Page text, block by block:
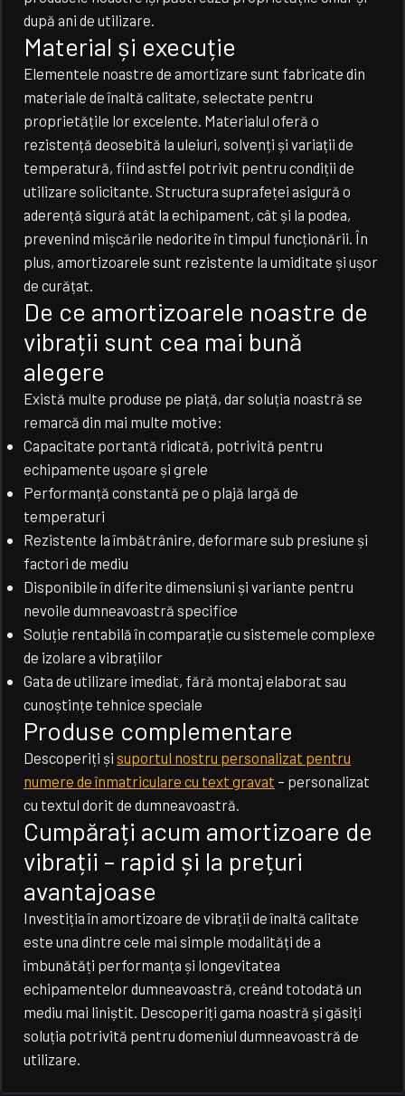
după ani de utilizare.
Material și execuție
Elementele noastre de amortizare sunt fabricate din
materiale de înaltă calitate, selectate pentru
proprietățile lor excelente. Materialul oferă o
rezistență deosebită la uleiuri, solvenți și variații de
temperatură, fiind astfel potrivit pentru condiții de
utilizare solicitante. Structura suprafeței asigură o
aderență sigură atât la echipament, cât și la podea,
prevenind mișcările nedorite în timpul funcționării. În
plus, amortizoarele sunt rezistente la umiditate și ușor
de curățat.
De ce amortizoarele noastre de
vibrații sunt cea mai bună
alegere
Există multe produse pe piață, dar soluția noastră se
remarcă din mai multe motive:
Capacitate portantă ridicată, potrivită pentru
echipamente ușoare și grele
Performanță constantă pe o plajă largă de
temperaturi
Rezistente la îmbătrânire, deformare sub presiune și
factori de mediu
Disponibile în diferite dimensiuni și variante pentru
nevoile dumneavoastră specifice
Soluție rentabilă în comparație cu sistemele complexe
de izolare a vibrațiilor
Gata de utilizare imediat, fără montaj elaborat sau
cunoștințe tehnice speciale
Produse complementare
Descoperiți și suportul nostru personalizat pentru
numere de înmatriculare cu text gravat – personalizat
cu textul dorit de dumneavoastră.
Cumpărați acum amortizoare de
vibrații – rapid și la prețuri
avantajoase
Investiția în amortizoare de vibrații de înaltă calitate
este una dintre cele mai simple modalități de a
îmbunătăți performanța și longevitatea
echipamentelor dumneavoastră, creând totodată un
mediu mai liniștit. Descoperiți gama noastră și găsiți
soluția potrivită pentru domeniul dumneavoastră de
utilizare.